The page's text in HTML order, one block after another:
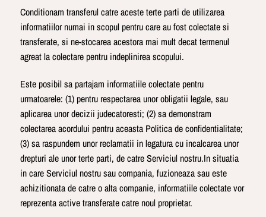
Conditionam transferul catre aceste terte parti de utilizarea
informatiilor numai in scopul pentru care au fost colectate si
transferate, si ne-stocarea acestora mai mult decat termenul
agreat la colectare pentru indeplinirea scopului.
Este posibil sa partajam informatiile colectate pentru
urmatoarele: (1) pentru respectarea unor obligatii legale, sau
aplicarea unor decizii judecatoresti; (2) sa demonstram
colectarea acordului pentru aceasta Politica de confidentialitate;
(3) sa raspundem unor reclamatii in legatura cu incalcarea unor
drepturi ale unor terte parti, de catre Serviciul nostru.In situatia
in care Serviciul nostru sau compania, fuzioneaza sau este
achizitionata de catre o alta companie, informatiile colectate vor
reprezenta active transferate catre noul proprietar.